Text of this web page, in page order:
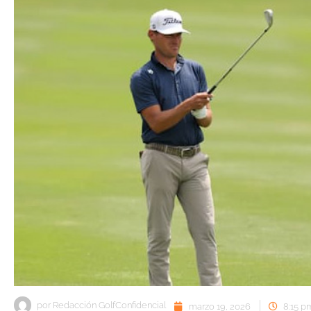
por Redacción GolfConfidencial marzo 19, 2026 8:15